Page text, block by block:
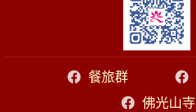
餐旅群
佛光山寺